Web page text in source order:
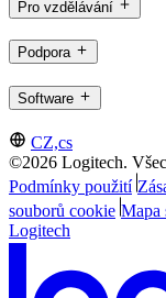
Pro vzdělávání
Podpora
Software
CZ,cs
©2026 Logitech.
Podmínky použití
souborů cookie Mapa
Logitech